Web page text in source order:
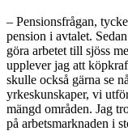
– Pensionsfrågan,
pension i avtalet.
göra arbetet till sjöss
upplever jag att
skulle också gärna se
yrkeskunskaper, vi
mängd områden. Jag
på arbetsmarknaden i